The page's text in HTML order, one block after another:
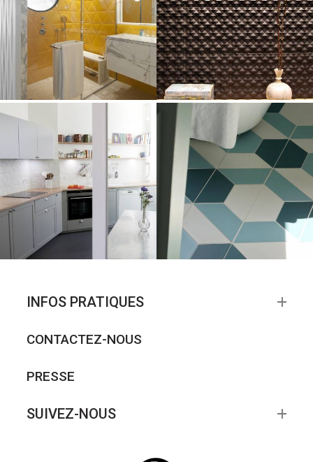
INFOS PRATIQUES
CONTACTEZ-NOUS
PRESSE
SUIVEZ-NOUS